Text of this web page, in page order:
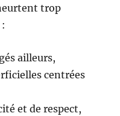
trop
ailleurs,
centrées
et de respect,